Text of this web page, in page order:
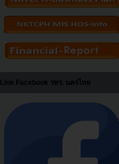
Link Facebook รพร. นครไทย